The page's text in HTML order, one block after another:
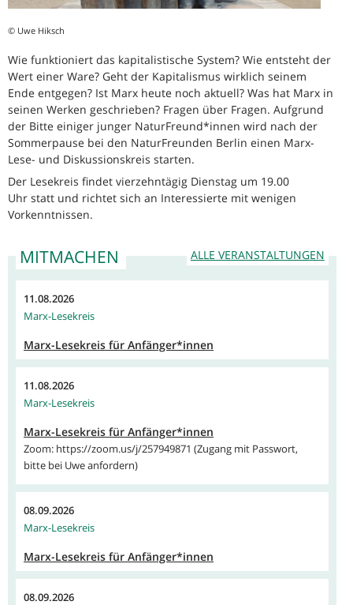
© Uwe Hiksch
Wie funktioniert das kapitalistische System? Wie entsteht der
Wert einer Ware? Geht der Kapitalismus wirklich seinem
Ende entgegen? Ist Marx heute noch aktuell? Was hat Marx in
seinen Werken geschrieben? Fragen über Fragen. Aufgrund
der Bitte einiger junger NaturFreund*innen wird nach der
Sommerpause bei den NaturFreunden Berlin einen Marx-
Lese- und Diskussionskreis starten.
Der Lesekreis findet vierzehntägig Dienstag um 19.00
Uhr statt und richtet sich an Interessierte mit wenigen
Vorkenntnissen.
ALLE VERANSTALTUNGEN
MITMACHEN
11.08.2026
Marx-Lesekreis
Marx-Lesekreis für Anfänger*innen
11.08.2026
Marx-Lesekreis
Marx-Lesekreis für Anfänger*innen
Zoom: https://zoom.us/j/257949871 (Zugang mit Passwort,
bitte bei Uwe anfordern)
08.09.2026
Marx-Lesekreis
Marx-Lesekreis für Anfänger*innen
08.09.2026